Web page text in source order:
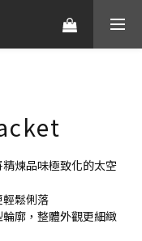
煉品味極致化的太空
鬆俐落
廓，整體外觀更細緻